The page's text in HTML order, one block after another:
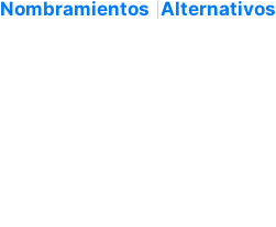
Nombramientos Alternativos